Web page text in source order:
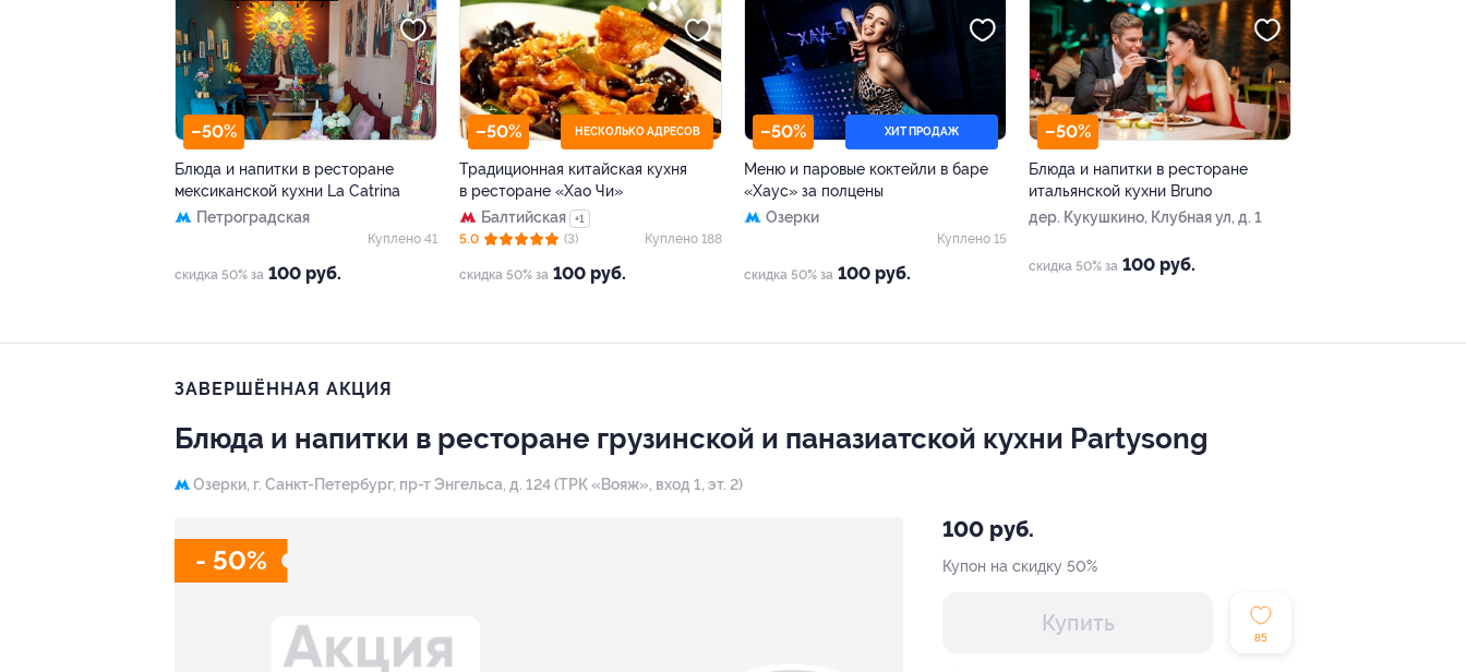
–50%
Блюда и напитки в ресторане
мексиканской кухни La Catrina
Петроградская
скидка 50% за 100 руб.
Куплено 41
–50% НЕСКОЛЬКО АДРЕСОВ
Традиционная китайская кухня
в ресторане «Хао Чи»
Балтийская
+1
скидка 50% за 100 руб.
5.0 (3) Куплено 188
–50% ХИТ ПРОДАЖ
Меню и паровые коктейли в баре
«Хаус» за полцены
Озерки
скидка 50% за 100 руб.
Куплено 15
–50%
Блюда и напитки в ресторане
итальянской кухни Bruno
дер. Кукушкино, Клубная ул, д. 1
скидка 50% за 100 руб.
ЗАВЕРШЁННАЯ АКЦИЯ
Блюда и напитки в ресторане грузинской и паназиатской кухни Partysong
Озерки, г. Санкт-Петербург, пр-т Энгельса, д. 124 (ТРК «Вояж», вход 1, эт. 2)
- 50%
100 руб.
Купон на скидку 50%
Купить
85